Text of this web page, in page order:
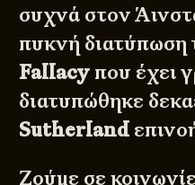
συχνά στον
πυκνή διατύπωση
Fallacy που έχει
διατυπώθηκε
Sutherland
Ζούμε σε